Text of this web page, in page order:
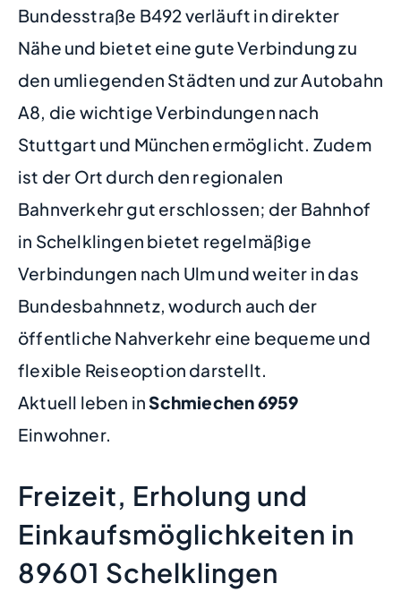
Bundesstraße B492 verläuft in direkter
Nähe und bietet eine gute Verbindung zu
den umliegenden Städten und zur Autobahn
A8, die wichtige Verbindungen nach
Stuttgart und München ermöglicht. Zudem
ist der Ort durch den regionalen
Bahnverkehr gut erschlossen; der Bahnhof
in Schelklingen bietet regelmäßige
Verbindungen nach Ulm und weiter in das
Bundesbahnnetz, wodurch auch der
öffentliche Nahverkehr eine bequeme und
flexible Reiseoption darstellt.
Aktuell leben inSchmiechen6959
Einwohner.
Freizeit, Erholung und
Einkaufsmöglichkeiten in
89601 Schelklingen